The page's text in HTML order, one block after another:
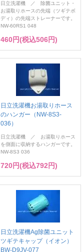
日立洗濯機 ／ 除菌ユニット・
お湯取りホースの先端（ツギテボ
ディ）の先端ストレーナーです。
NW-60RS1 048
460円(税込506円)
日立洗濯機お湯取りホース
のハンガー（NW-8S3-
036）
日立洗濯機 ／ お湯取りホース
を側面に収納するハンガーです。
NW-8S3 036
720円(税込792円)
日立洗濯機Ag除菌ユニット
ツギテキャップ（イオン）
BW-D9JV-077